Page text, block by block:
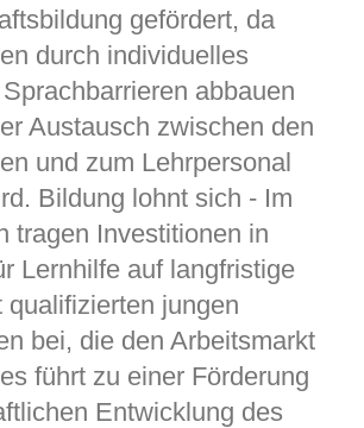
gefördert, da
durch individuelles
abbauen
Austausch zwischen den
und zum Lehrpersonal
Bildung lohnt sich - Im
tragen Investitionen in
Lernhilfe auf langfristige
qualifizierten jungen
bei, die den Arbeitsmarkt
führt zu einer Förderung
Entwicklung des